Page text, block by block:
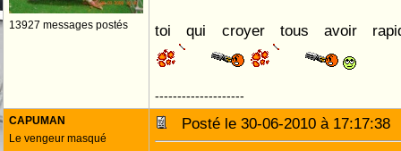
13927 messages postés toi qui croyer tous avoir
--------------------
CAPUMAN
Le vengeur masqué
Posté le 30-06-2010 à